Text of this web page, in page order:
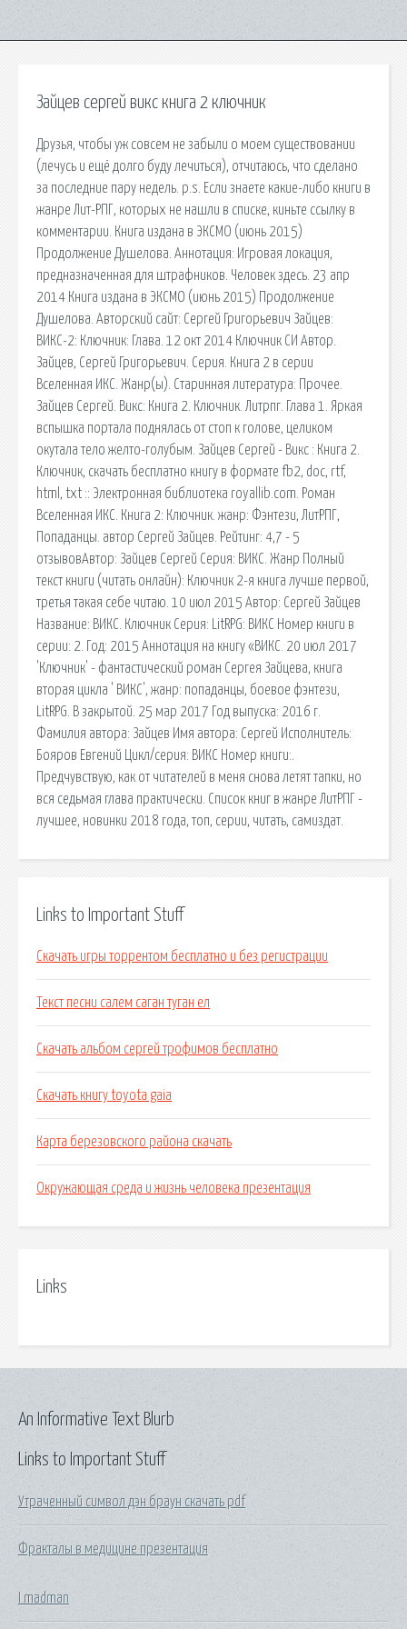
Зайцев сергей викс книга 2 ключник
Друзья, чтобы уж совсем не забыли о моем существовании
(лечусь и ещё долго буду лечиться), отчитаюсь, что сделано
за последние пару недель. p.s. Если знаете какие-либо книги в
жанре Лит-РПГ, которых не нашли в списке, киньте ссылку в
комментарии. Книга издана в ЭКСМО (июнь 2015)
Продолжение Душелова. Аннотация: Игровая локация,
предназначенная для штрафников. Человек здесь. 23 апр
2014 Книга издана в ЭКСМО (июнь 2015) Продолжение
Душелова. Авторский сайт: Сергей Григорьевич Зайцев:
ВИКС-2: Ключник: Глава. 12 окт 2014 Ключник СИ Автор.
Зайцев, Сергей Григорьевич. Серия. Книга 2 в серии
Вселенная ИКС. Жанр(ы). Старинная литература: Прочее.
Зайцев Сергей. Викс: Книга 2. Ключник. Литрпг. Глава 1. Яркая
вспышка портала поднялась от стоп к голове, целиком
окутала тело желто-голубым. Зайцев Сергей - Викс : Книга 2.
Ключник, скачать бесплатно книгу в формате fb2, doc, rtf,
html, txt :: Электронная библиотека royallib.com. Роман
Вселенная ИКС. Книга 2: Ключник. жанр: Фэнтези, ЛитРПГ,
Попаданцы. автор Сергей Зайцев. Рейтинг: 4,7 - 5
отзывовАвтор: Зайцев Сергей Серия: ВИКС. Жанр Полный
текст книги (читать онлайн): Ключник 2-я книга лучше первой,
третья такая себе читаю. 10 июл 2015 Автор: Сергей Зайцев
Название: ВИКС. Ключник Серия: LitRPG: ВИКС Номер книги в
серии: 2. Год: 2015 Аннотация на книгу «ВИКС. 20 июл 2017
'Ключник' - фантастический роман Сергея Зайцева, книга
вторая цикла ' ВИКС', жанр: попаданцы, боевое фэнтези,
LitRPG. В закрытой. 25 мар 2017 Год выпуска: 2016 г.
Фамилия автора: Зайцев Имя автора: Сергей Исполнитель:
Бояров Евгений Цикл/серия: ВИКС Номер книги:.
Предчувствую, как от читателей в меня снова летят тапки, но
вся седьмая глава практически. Список книг в жанре ЛитРПГ -
лучшее, новинки 2018 года, топ, серии, читать, самиздат.
Links to Important Stuff
Скачать игры торрентом бесплатно и без регистрации
Текст песни салем саган туган ел
Скачать альбом сергей трофимов бесплатно
Скачать книгу toyota gaia
Карта березовского района скачать
Окружающая среда и жизнь человека презентация
Links
Links to Important Stuff
Утраченный символ дэн браун скачать pdf
Фракталы в медицине презентация
I madman
An Informative Text Blurb